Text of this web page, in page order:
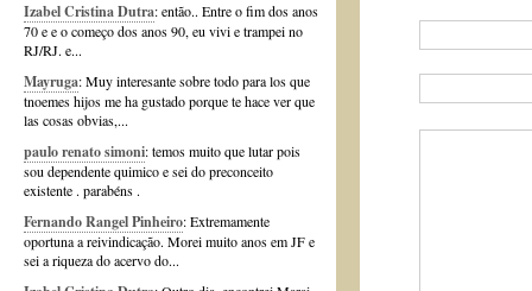
Izabel Cristina Dutra: então.. Entre o fim dos anos
70 e e o começo dos anos 90, eu vivi e trampei no
RJ/RJ. e...
Mayruga: Muy interesante sobre todo para los que
tnoemes hijos me ha gustado porque te hace ver que
las cosas obvias,...
paulo renato simoni: temos muito que lutar pois
sou dependente quimico e sei do preconceito
existente . parabéns .
Fernando Rangel Pinheiro: Extremamente
oportuna a reivindicação. Morei muito anos em JF e
sei a riqueza do acervo do...